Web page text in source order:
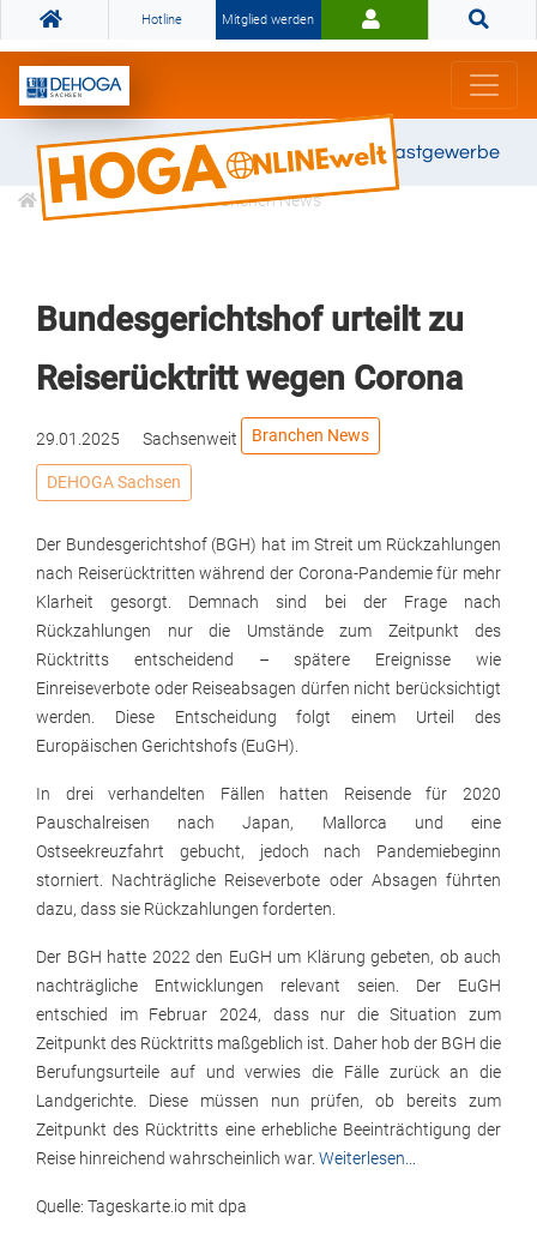
Hotline Mitglied werden
Gemeinsam stark für das Gastgewerbe
Informationen Branchen News
Bundesgerichtshof urteilt zu
Reiserücktritt wegen Corona
29.01.2025 Sachsenweit Branchen News
DEHOGA Sachsen
Der Bundesgerichtshof (BGH) hat im Streit um Rückzahlungen
nach Reiserücktritten während der Corona-Pandemie für mehr
Klarheit gesorgt. Demnach sind bei der Frage nach
Rückzahlungen nur die Umstände zum Zeitpunkt des
Rücktritts entscheidend – spätere Ereignisse wie
Einreiseverbote oder Reiseabsagen dürfen nicht berücksichtigt
werden. Diese Entscheidung folgt einem Urteil des
Europäischen Gerichtshofs (EuGH).
In drei verhandelten Fällen hatten Reisende für 2020
Pauschalreisen nach Japan, Mallorca und eine
Ostseekreuzfahrt gebucht, jedoch nach Pandemiebeginn
storniert. Nachträgliche Reiseverbote oder Absagen führten
dazu, dass sie Rückzahlungen forderten.
Der BGH hatte 2022 den EuGH um Klärung gebeten, ob auch
nachträgliche Entwicklungen relevant seien. Der EuGH
entschied im Februar 2024, dass nur die Situation zum
Zeitpunkt des Rücktritts maßgeblich ist. Daher hob der BGH die
Berufungsurteile auf und verwies die Fälle zurück an die
Landgerichte. Diese müssen nun prüfen, ob bereits zum
Zeitpunkt des Rücktritts eine erhebliche Beeinträchtigung der
Reise hinreichend wahrscheinlich war. Weiterlesen...
Quelle: Tageskarte.io mit dpa